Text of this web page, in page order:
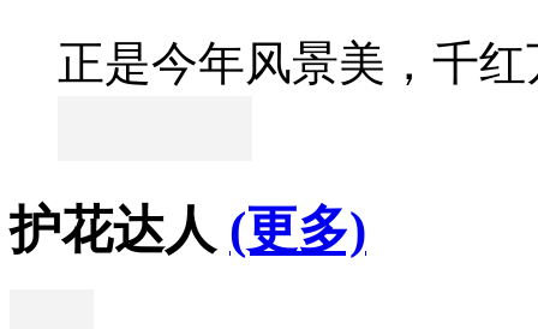
正是今年风景美，千
护花达人 (更多)